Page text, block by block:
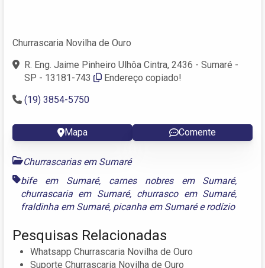
Churrascaria Novilha de Ouro
R. Eng. Jaime Pinheiro Ulhôa Cintra, 2436 - Sumaré -
SP - 13181-743
Endereço copiado!
(19) 3854-5750
Mapa Comente
Churrascarias em Sumaré
bife em Sumaré, carnes nobres em Sumaré,
churrascaria em Sumaré, churrasco em Sumaré,
fraldinha em Sumaré, picanha em Sumaréerodízio
Pesquisas Relacionadas
Whatsapp Churrascaria Novilha de Ouro
Suporte Churrascaria Novilha de Ouro